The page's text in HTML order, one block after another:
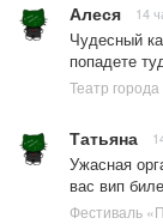
Алеся 14
Чудесный
попадете
Театр города
Татьяна
Ужасная
вас вип
Фестиваль